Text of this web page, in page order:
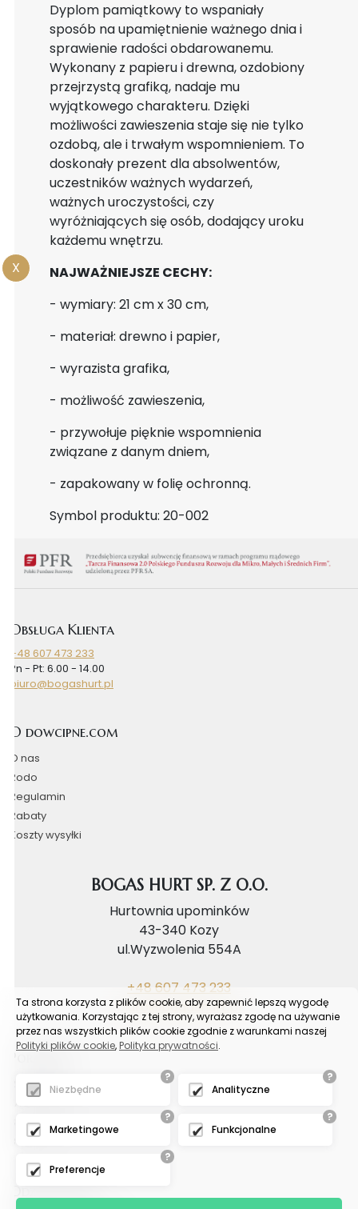
X
Dyplom pamiątkowy to wspaniały
sposób na upamiętnienie ważnego dnia i
sprawienie radości obdarowanemu.
Wykonany z papieru i drewna, ozdobiony
przejrzystą grafiką, nadaje mu
wyjątkowego charakteru. Dzięki
możliwości zawieszenia staje się nie tylko
ozdobą, ale i trwałym wspomnieniem. To
doskonały prezent dla absolwentów,
uczestników ważnych wydarzeń,
ważnych uroczystości, czy
wyróżniających się osób, dodający uroku
każdemu wnętrzu.
NAJWAŻNIEJSZE CECHY:
- wymiary: 21 cm x 30 cm,
- materiał: drewno i papier,
- wyrazista grafika,
- możliwość zawieszenia,
- przywołuje pięknie wspomnienia
związane z danym dniem,
- zapakowany w folię ochronną.
Symbol produktu: 20-002
Obsługa Klienta
+48 607 473 233
Pn - Pt: 6.00 - 14.00
biuro@bogashurt.pl
O dowcipne.com
O nas
Rodo
Regulamin
Rabaty
Koszty wysyłki
BOGAS HURT SP. Z O.O.
Hurtownia upominków
43-340 Kozy
ul.Wyzwolenia 554A
+48 607 473 233
biuro@bogashurt.pl
Poradnik
Reklamacje
Samouczek
Blog
Ta strona korzysta z plików cookie, aby zapewnić lepszą wygodę
użytkowania. Korzystając z tej strony, wyrażasz zgodę na używanie
przez nas wszystkich plików cookie zgodnie z warunkami naszej
Polityki plików cookie, Polityka prywatności.
?
Niezbędne
?
Analityczne
?
Marketingowe
?
Funkcjonalne
?
Preferencje